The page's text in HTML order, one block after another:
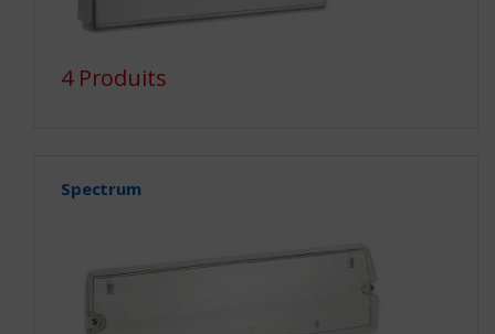
4 Produits
Spectrum